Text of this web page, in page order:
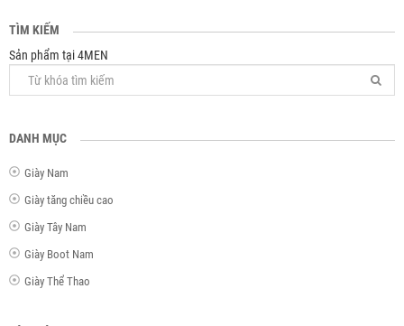
TÌM KIẾM
Sản phẩm tại 4MEN
DANH MỤC
Giày Nam
Giày tăng chiều cao
Giày Tây Nam
Giày Boot Nam
Giày Thể Thao